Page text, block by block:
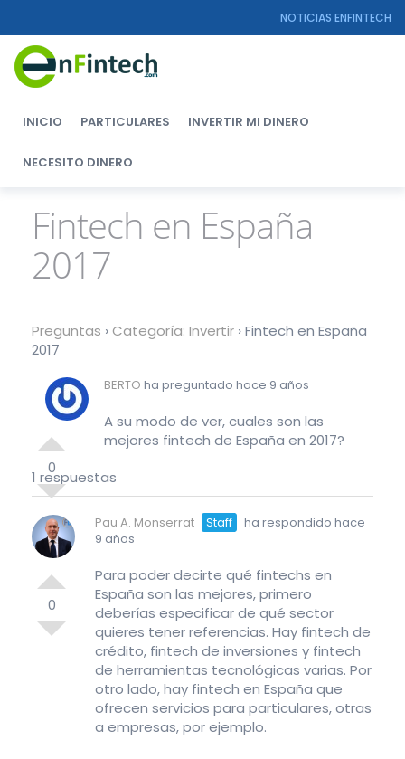
NOTICIAS ENFINTECH
INICIO PARTICULARES INVERTIR MI DINERO
NECESITO DINERO
Fintech en España
2017
Preguntas › Categoría: Invertir ›Fintech en España
2017
0
BERTO ha preguntado hace 9 años
A su modo de ver, cuales son las
mejores fintech de España en 2017?
1 respuestas
0
Pau A. Monserrat Staff
ha respondido hace
9 años
Para poder decirte qué fintechs en
España son las mejores, primero
deberías especificar de qué sector
quieres tener referencias. Hay fintech de
crédito, fintech de inversiones y fintech
de herramientas tecnológicas varias. Por
otro lado, hay fintech en España que
ofrecen servicios para particulares, otras
a empresas, por ejemplo.